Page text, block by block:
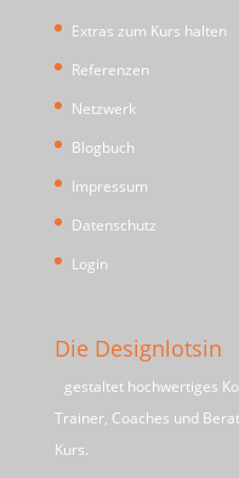
Extras zum Kurs halten
Referenzen
Netzwerk
Blogbuch
Impressum
Datenschutz
Login
Die Designlotsin
gestaltet hochwertiges
Trainer, Coaches und
Kurs.